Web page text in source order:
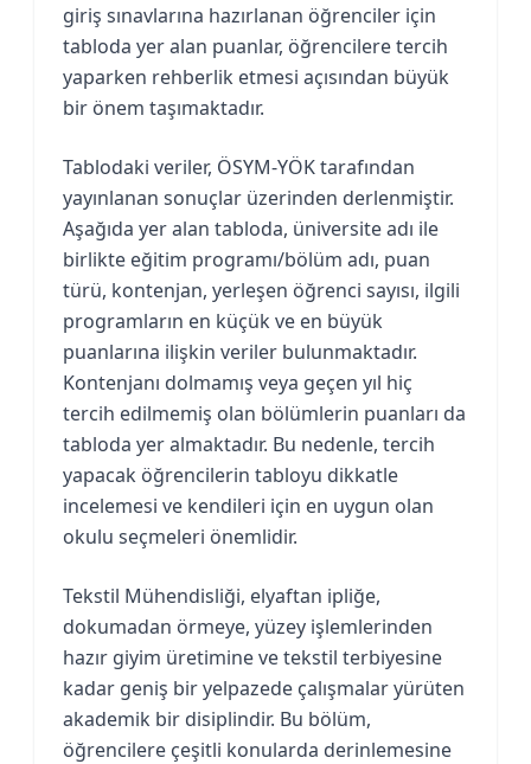
giriş sınavlarına hazırlanan öğrenciler için
tabloda yer alan puanlar, öğrencilere tercih
yaparken rehberlik etmesi açısından büyük
bir önem taşımaktadır.
Tablodaki veriler, ÖSYM-YÖK tarafından
yayınlanan sonuçlar üzerinden derlenmiştir.
Aşağıda yer alan tabloda, üniversite adı ile
birlikte eğitim programı/bölüm adı, puan
türü, kontenjan, yerleşen öğrenci sayısı, ilgili
programların en küçük ve en büyük
puanlarına ilişkin veriler bulunmaktadır.
Kontenjanı dolmamış veya geçen yıl hiç
tercih edilmemiş olan bölümlerin puanları da
tabloda yer almaktadır. Bu nedenle, tercih
yapacak öğrencilerin tabloyu dikkatle
incelemesi ve kendileri için en uygun olan
okulu seçmeleri önemlidir.
Tekstil Mühendisliği, elyaftan ipliğe,
dokumadan örmeye, yüzey işlemlerinden
hazır giyim üretimine ve tekstil terbiyesine
kadar geniş bir yelpazede çalışmalar yürüten
akademik bir disiplindir. Bu bölüm,
öğrencilere çeşitli konularda derinlemesine